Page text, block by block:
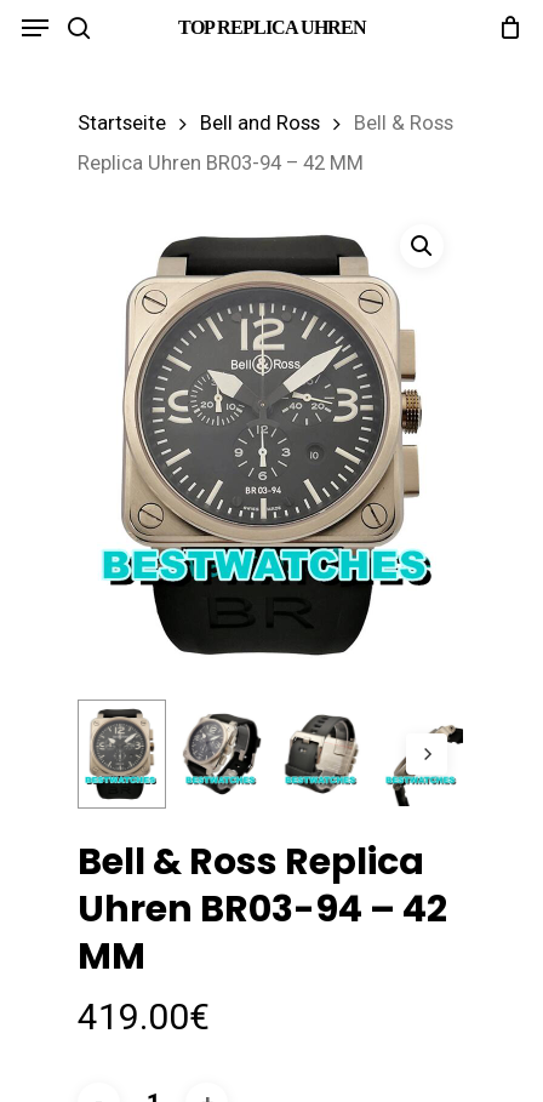
Skip
TOP REPLICA UHREN
Menu
Startseite Bell and Ross
Bell & Ross
Replica Uhren BR03-94 – 42 MM
Bell & Ross Replica
Uhren BR03-94 – 42
MM
419.00€